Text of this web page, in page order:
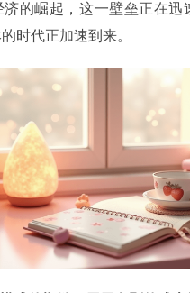
济的崛起，这一壁垒正在迅
时代正加速到来。